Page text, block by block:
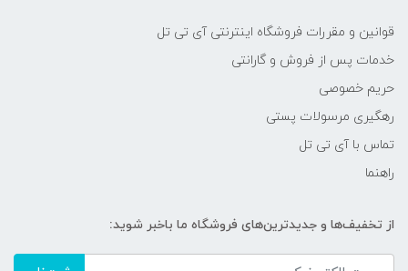
قوانین و مقررات فروشگاه اینترنتی آی تی تل
خدمات پس از فروش و گارانتی
حریم خصوصی
رهگیری مرسولات پستی
تماس با آی تی تل
راهنما
از تخفیف‌ها و جدیدترین‌های فروشگاه ما باخبر شوید: